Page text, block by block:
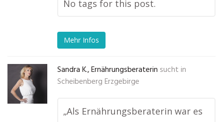
No tags for this post.
Mehr Infos
Sandra K., Ernährungsberaterin sucht in
Scheibenberg Erzgebirge
„Als Ernährungsberaterin war es